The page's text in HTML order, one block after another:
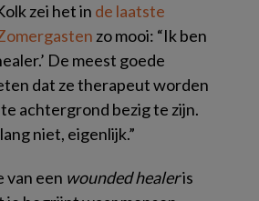
zei het in de laatste
zo mooi: “Ik ben
De meest goede
dat ze therapeut worden
achtergrond bezig te zijn.
niet, eigenlijk.”
van een wounded healeris